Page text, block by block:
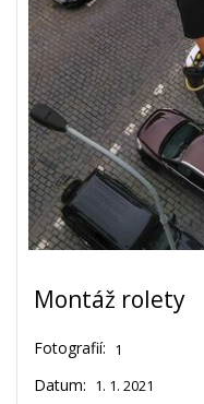
Montáž rolety
Fotografií: 1
Datum: 1. 1. 2021